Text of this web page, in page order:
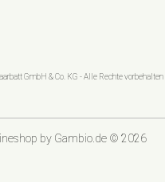
GmbH & Co. KG - Alle Rechte vorbehalten
by Gambio.de © 2026